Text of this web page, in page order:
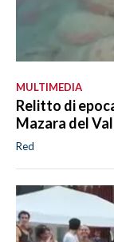
MULTIMEDIA
Relitto di
Mazara del
Red